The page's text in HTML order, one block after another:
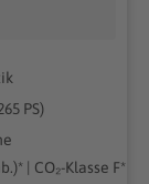
PS)
| CO₂-Klasse F*